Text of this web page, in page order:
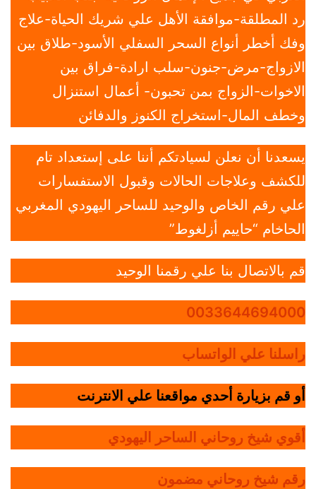
رد المطلقة-موافقة الأهل علي شريك الحياة-علاج
وفك أخطر أنواع السحر السفلي الأسود-طلاق بين
الازواج-مرض-جنون-سلب ارادة-فراق بين
الاخوات-الزواج بمن تحبون- أعمال استنزال
وخطف المال-استخراج الكنوز والدفائن
يسعدنا أن نعلن لسيادتكم أننا على إستعداد تام
للكشف وعلاجات الحالات وقبول الاستفسارات
علي رقم الخاص والوحيد للساحر اليهودي المغربي
الحاخام “حاييم أزلغوط”
قم بالاتصال بنا علي رقمنا الوحيد
0033644694000
راسلنا علي الواتساب
أو قم بزيارة أحدي مواقعنا علي الانترنت
أقوي شيخ روحاني الساحر اليهودي
رقم شيخ روحاني مضمون